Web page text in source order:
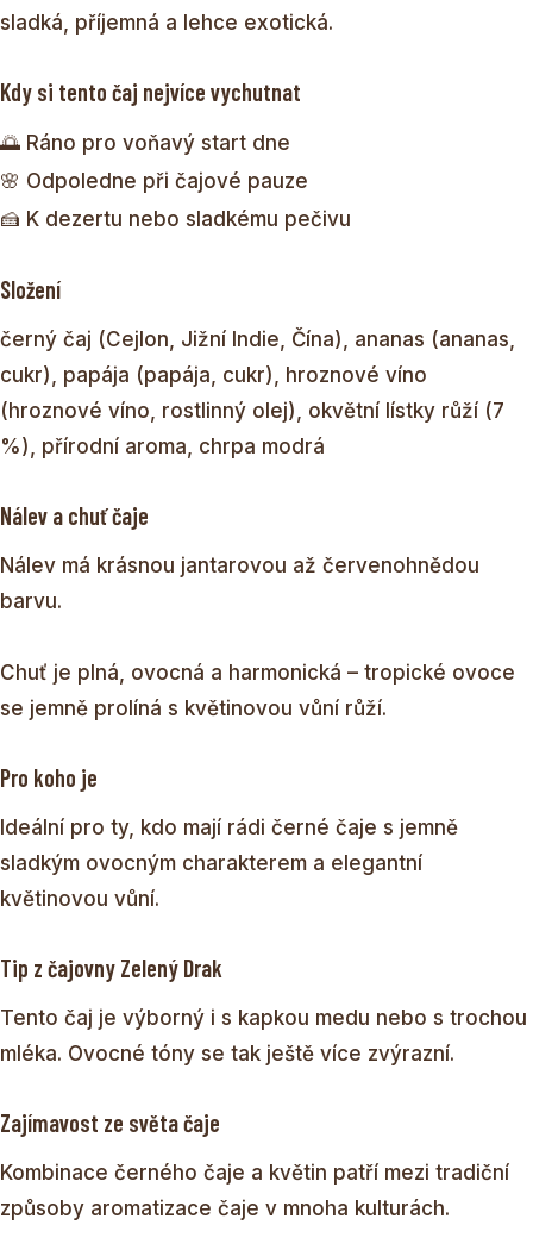
sladká, příjemná a lehce exotická.
Kdy si tento čaj nejvíce vychutnat
🌅 Ráno pro voňavý start dne
🌸 Odpoledne při čajové pauze
🍰 K dezertu nebo sladkému pečivu
Složení
černý čaj (Cejlon, Jižní Indie, Čína), ananas (ananas,
cukr), papája (papája, cukr), hroznové víno
(hroznové víno, rostlinný olej), okvětní lístky růží (7
%), přírodní aroma, chrpa modrá
Nálev a chuť čaje
Nálev má krásnou jantarovou až červenohnědou
barvu.
Chuť je plná, ovocná a harmonická – tropické ovoce
se jemně prolíná s květinovou vůní růží.
Pro koho je
Ideální pro ty, kdo mají rádi černé čaje s jemně
sladkým ovocným charakterem a elegantní
květinovou vůní.
Tip z čajovny Zelený Drak
Tento čaj je výborný i s kapkou medu nebo s trochou
mléka. Ovocné tóny se tak ještě více zvýrazní.
Zajímavost ze světa čaje
Kombinace černého čaje a květin patří mezi tradiční
způsoby aromatizace čaje v mnoha kulturách.